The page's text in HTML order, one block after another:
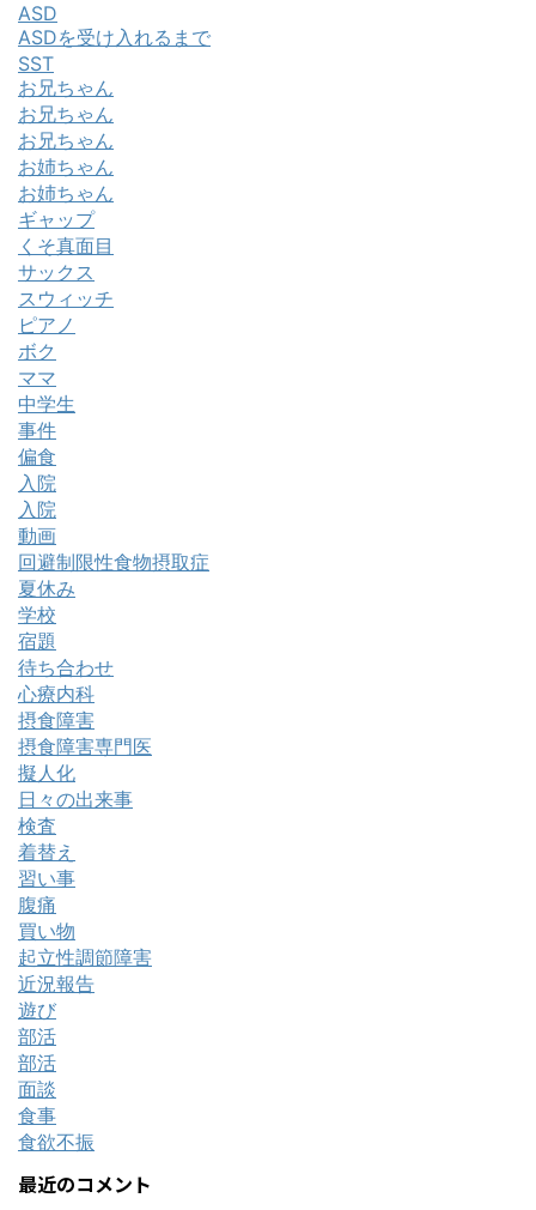
ASD
ASDを受け入れるまで
SST
お兄ちゃん
お兄ちゃん
お兄ちゃん
お姉ちゃん
お姉ちゃん
ギャップ
くそ真面目
サックス
スウィッチ
ピアノ
ボク
ママ
中学生
事件
偏食
入院
入院
動画
回避制限性食物摂取症
夏休み
学校
宿題
待ち合わせ
心療内科
摂食障害
摂食障害専門医
擬人化
日々の出来事
検査
着替え
習い事
腹痛
買い物
起立性調節障害
近況報告
遊び
部活
部活
面談
食事
食欲不振
最近のコメント